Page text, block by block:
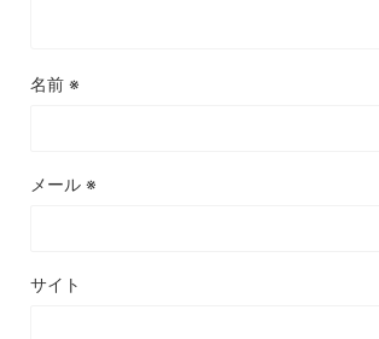
名前 ※
メール ※
サイト